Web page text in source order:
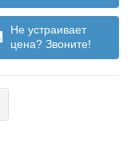
Не устраивает
цена? Звоните!